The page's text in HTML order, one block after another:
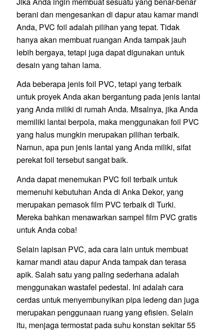
berani dan mengesankan di dapur atau kamar mandi
Anda, PVC foil adalah pilihan yang tepat. Tidak
hanya akan membuat ruangan Anda tampak jauh
lebih bergaya, tetapi juga dapat digunakan untuk
desain yang tahan lama.
Ada beberapa jenis foil PVC, tetapi yang terbaik
untuk proyek Anda akan bergantung pada jenis lantai
yang Anda miliki di rumah Anda. Misalnya, jika Anda
memiliki lantai berpola, maka menggunakan foil PVC
yang halus mungkin merupakan pilihan terbaik.
Namun, apa pun jenis lantai yang Anda miliki, sifat
perekat foil tersebut sangat baik.
Anda dapat menemukan PVC foil terbaik untuk
memenuhi kebutuhan Anda di Anka Dekor, yang
merupakan pemasok film PVC terbaik di Turki.
Mereka bahkan menawarkan sampel film PVC gratis
untuk Anda coba!
Selain lapisan PVC, ada cara lain untuk membuat
kamar mandi atau dapur Anda tampak dan terasa
apik. Salah satu yang paling sederhana adalah
menggunakan wastafel pedestal. Ini adalah cara
cerdas untuk menyembunyikan pipa ledeng dan juga
merupakan penggunaan ruang yang efisien. Selain
itu, menjaga termostat pada suhu konstan sekitar 55